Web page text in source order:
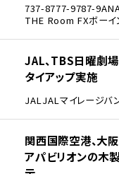
737-8777-9787-9
THE Room FXボーイ
JAL、TBS日曜劇場
タイアップ実施
JALJALマイレージバ
関西国際空港、大
アパビリオンの木